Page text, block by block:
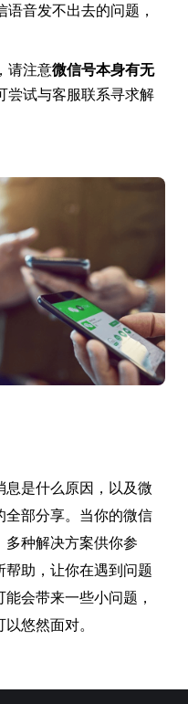
语音发不出去的问题，
请注意微信号本身有无
尝试与客服联系寻求解
息是什么原因，以及微
全部分享。当你的微信
多种解决方案供你参
帮助，让你在遇到问题
会带来一些小问题，
悠然面对。